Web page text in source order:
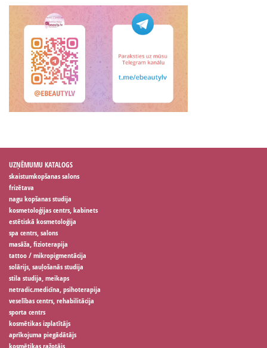
UZŅĒMUMU KATALOGS
skaistumkopšanas salons
frizētava
nagu kopšanas studija
kosmetoloģijas centrs, kabinets
estētiskā kosmetoloģija
spa centrs, salons
masāža, fizioterapija
tattoo / mikropigmentācija
solārijs, sauļošanās studija
stila studija, meikaps
netradic.medicīna, psihoterapija
veselības centrs, rehabilitācija
sporta centrs
kosmētikas izplatītājs
aprīkojuma piegādātājs